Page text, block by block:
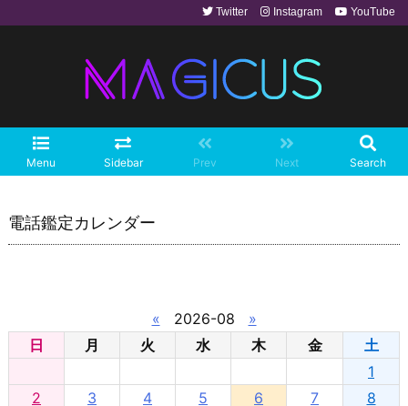
Menu Sidebar Prev Next Search
Twitter Instagram YouTube
電話鑑定カレンダー
« 2026-08
»
日
月 火 水 木 金
土
1
2
3 4 5 6 7
8